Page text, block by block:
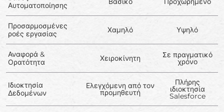
Αυτοματοποίησης
Προσαρμοσμένες
ροές εργασίας
Χαμηλό Υψηλό
Αναφορά &
Ορατότητα
Χειροκίνητη Σε πραγματικό
χρόνο
Ιδιοκτησία
Δεδομένων
Ελεγχόμενη από τον
προμηθευτή
Πλήρης
ιδιοκτησία
Salesforce